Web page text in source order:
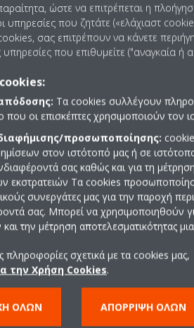
ιστοχώρου να
ανώνυμα.
Καταχωρεί ένα
οποίο
στατιστικών
επισκέπτης
Χρησιμοποιείται
συλλογή
επισκέψεων ενός
και με τις
πρόσφατης
Σε αναμονή
ώστε να επιτρέπεται η
υπηρεσίες που ζητάτε («ελάχιαστ
σας επιτρέπουν να κάνετε
υπηρεσίες που επιθυμείτε ("αναγκαία ή
Τα cookies συλλέγουν
που οι επισκέπτες χρησιμοποιούν τον
προσωποποίησης:
στον ιστότοπό μας ή σε
σας καθώς και για τη
εκστρατειών Τα cookies
συνεργάτες μας για την παροχή
σας. Μπορεί να χρησιμοποιηθούν
την μέτρηση αποτελεσματικότητας
πληροφορίες σχετικά με τα cookies
την Χρήση Cookies.
ΌΛΩΝ ΑΠΌΡΡΙΨΗ ΌΛΩΝ